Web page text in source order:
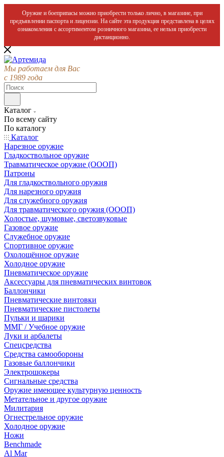
Оружие и боеприпасы можно приобрести только лично, в магазине, при
предъявлении паспорта и лицензии. На сайте эта продукция представлена в целях
ознакомления с ассортиментом розничного магазина, ее нельзя приобрести
дистанционно.
Мы работаем для Вас
с 1989 года
Каталог
По всему сайту
По каталогу
Каталог
Нарезное оружие
Гладкоствольное оружие
Травматическое оружие (ОООП)
Патроны
Для гладкоствольного оружия
Для нарезного оружия
Для служебного оружия
Для травматического оружия (ОООП)
Холостые, шумовые, светозвуковые
Газовое оружие
Служебное оружие
Спортивное оружие
Охолощённое оружие
Холодное оружие
Пневматическое оружие
Аксессуары для пневматических винтовок
Баллончики
Пневматические винтовки
Пневматические пистолеты
Пульки и шарики
ММГ / Учебное оружие
Луки и арбалеты
Спецсредства
Средства самообороны
Газовые баллончики
Электрошокеры
Сигнальные средства
Оружие имеющее культурную ценность
Метательное и другое оружие
Милитария
Огнестрельное оружие
Холодное оружие
Ножи
Benchmade
Al Mar